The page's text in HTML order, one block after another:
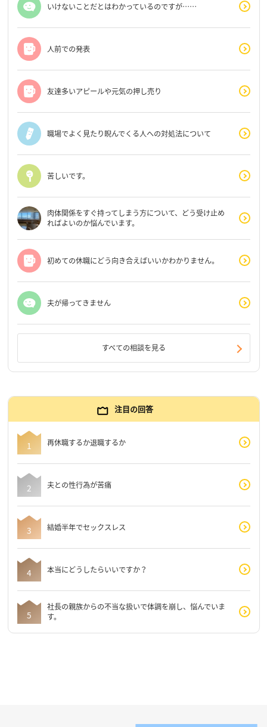
いけないことだとはわかっているのですが……
人前での発表
友達多いアピールや元気の押し売り
職場でよく見たり睨んでくる人への対処法について
苦しいです。
肉体関係をすぐ持ってしまう方について、どう受け止め
ればよいのか悩んでいます。
初めての休職にどう向き合えばいいかわかりません。
夫が帰ってきません
すべての相談を見る
注目の回答
再休職するか退職するか
夫との性行為が苦痛
結婚半年でセックスレス
本当にどうしたらいいですか？
社長の親族からの不当な扱いで体調を崩し、悩んでいま
す。